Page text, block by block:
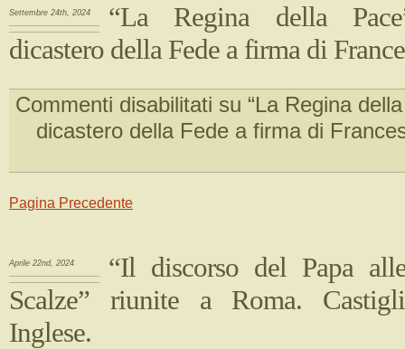
Settembre 24th, 2024
“La Regina della
dicastero della Fede a firma di
Commenti disabilitati su “La Regina
dicastero della Fede a firma di
Pagina Precedente
Aprile 22nd, 2024
“Il discorso del Papa
Scalze” riunite a Roma.
Inglese.